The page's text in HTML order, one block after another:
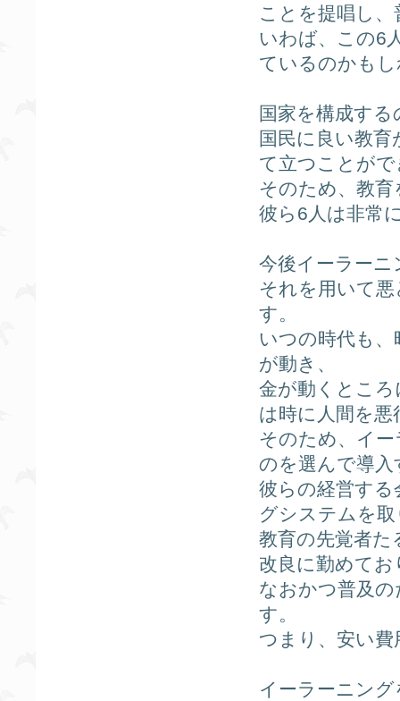
ことを提唱し
いわば、この6
ているのかも
国家を構成す
国民に良い教
て立つことが
そのため、教
彼ら6人は非常
今後イーラー
それを用いて
す。
いつの時代も
が動き、
金が動くとこ
は時に人間を
そのため、イ
のを選んで導
彼らの経営す
グシステムを
教育の先覚者
改良に勤めてお
なおかつ普及
す。
つまり、安い
イーラーニン